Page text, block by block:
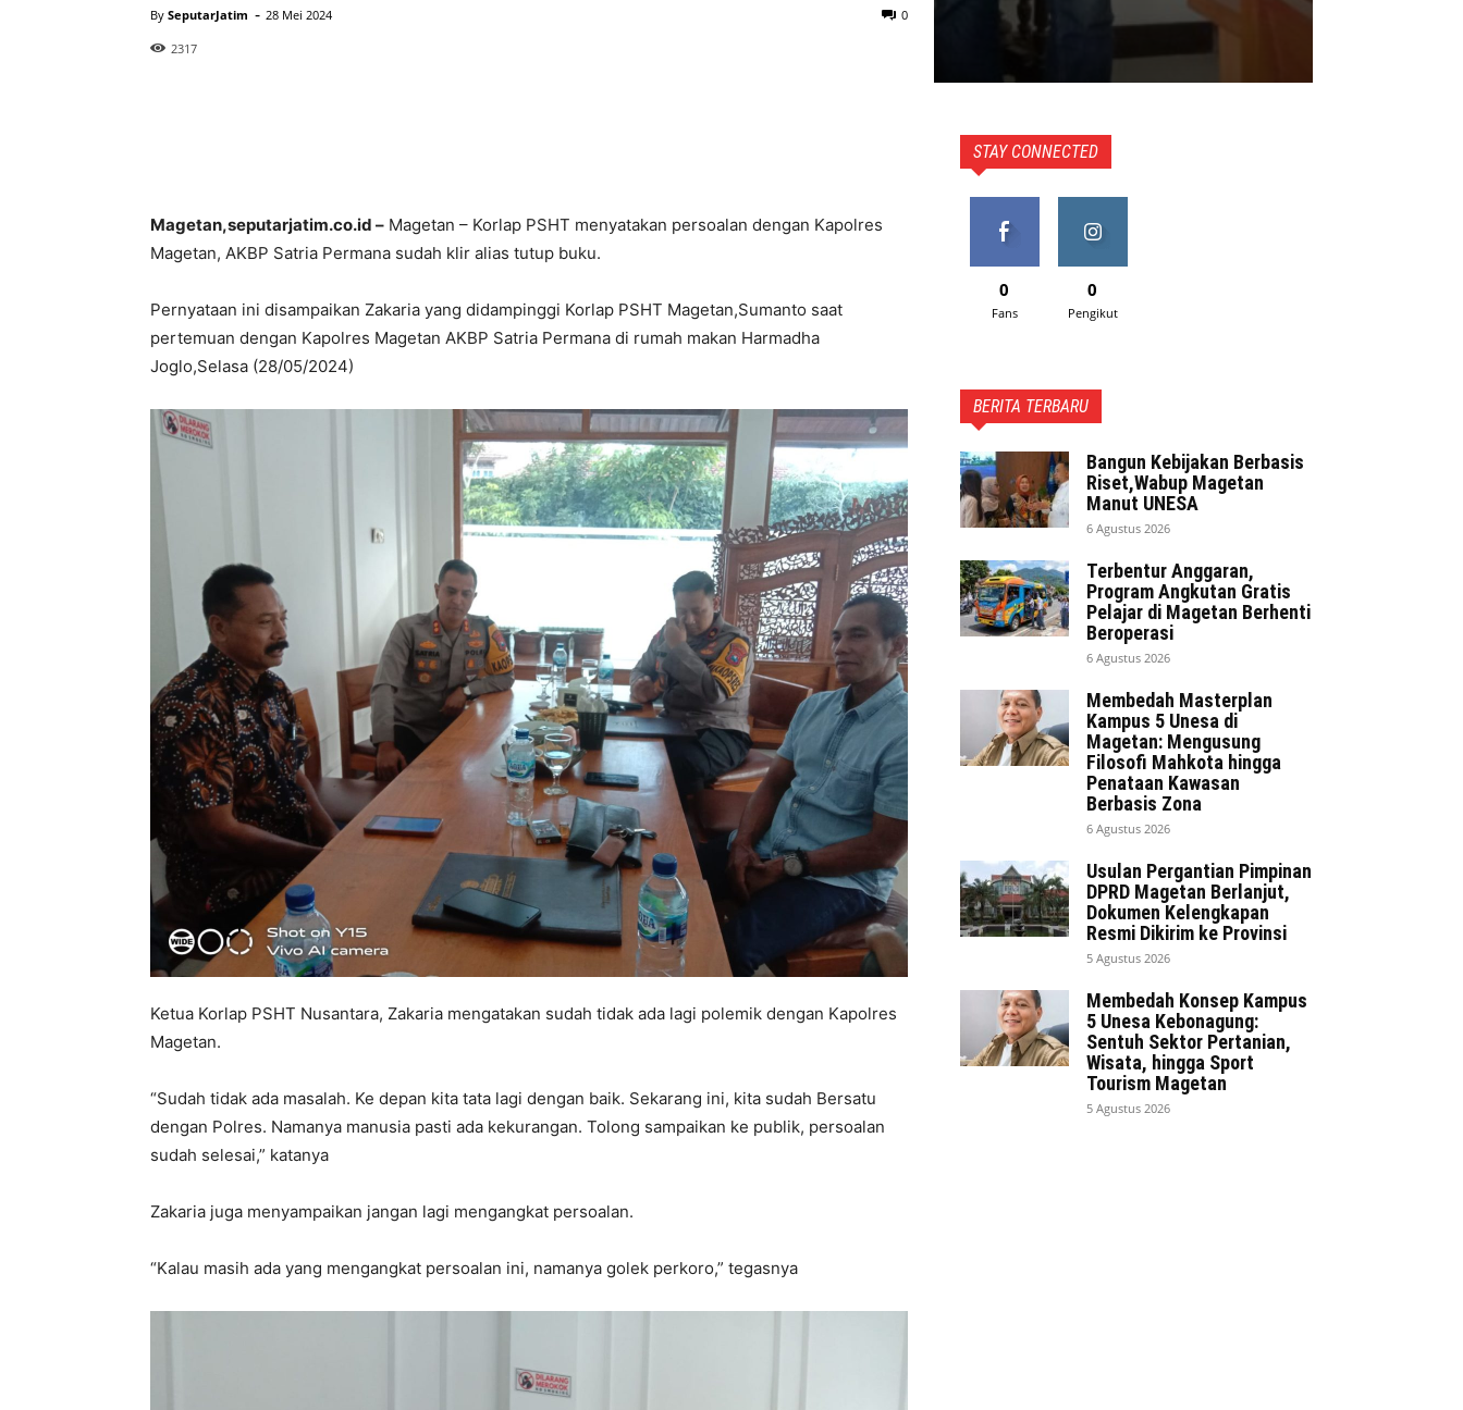
By SeputarJatim - 0
28 Mei 2024
2317
Magetan,seputarjatim.co.id – Magetan – Korlap PSHT menyatakan persoalan dengan Kapolres
Magetan, AKBP Satria Permana sudah klir alias tutup buku.
Pernyataan ini disampaikan Zakaria yang didampinggi Korlap PSHT Magetan,Sumanto saat
pertemuan dengan Kapolres Magetan AKBP Satria Permana di rumah makan Harmadha
Joglo,Selasa (28/05/2024)
Ketua Korlap PSHT Nusantara, Zakaria mengatakan sudah tidak ada lagi polemik dengan Kapolres
Magetan.
“Sudah tidak ada masalah. Ke depan kita tata lagi dengan baik. Sekarang ini, kita sudah Bersatu
dengan Polres. Namanya manusia pasti ada kekurangan. Tolong sampaikan ke publik, persoalan
sudah selesai,” katanya
Zakaria juga menyampaikan jangan lagi mengangkat persoalan.
“Kalau masih ada yang mengangkat persoalan ini, namanya golek perkoro,” tegasnya
STAY CONNECTED
0
Fans
0
Pengikut
BERITA TERBARU
Bangun Kebijakan Berbasis
Riset,Wabup Magetan
Manut UNESA
6 Agustus 2026
Terbentur Anggaran,
Program Angkutan Gratis
Pelajar di Magetan Berhenti
Beroperasi
6 Agustus 2026
Membedah Masterplan
Kampus 5 Unesa di
Magetan: Mengusung
Filosofi Mahkota hingga
Penataan Kawasan
Berbasis Zona
6 Agustus 2026
Usulan Pergantian Pimpinan
DPRD Magetan Berlanjut,
Dokumen Kelengkapan
Resmi Dikirim ke Provinsi
5 Agustus 2026
Membedah Konsep Kampus
5 Unesa Kebonagung:
Sentuh Sektor Pertanian,
Wisata, hingga Sport
Tourism Magetan
5 Agustus 2026